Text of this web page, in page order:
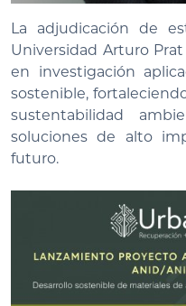
La adjudicación de
Universidad Arturo
en investigación
sostenible,
sustentabilidad
soluciones de alto
futuro.